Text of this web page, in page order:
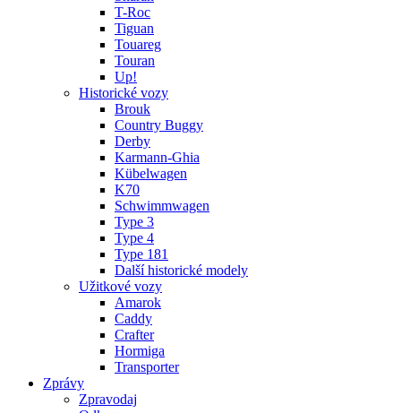
T-Roc
Tiguan
Touareg
Touran
Up!
Historické vozy
Brouk
Country Buggy
Derby
Karmann-Ghia
Kübelwagen
K70
Schwimmwagen
Type 3
Type 4
Type 181
Další historické modely
Užitkové vozy
Amarok
Caddy
Crafter
Hormiga
Transporter
Zprávy
Zpravodaj